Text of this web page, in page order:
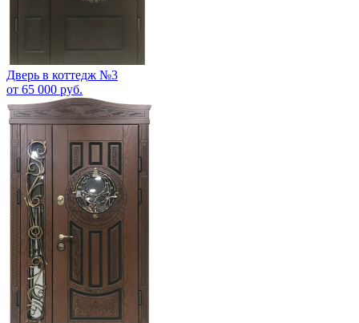
Дверь в коттедж №3
от 65 000 руб.